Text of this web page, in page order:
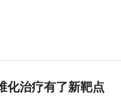
化治疗有了新靶点